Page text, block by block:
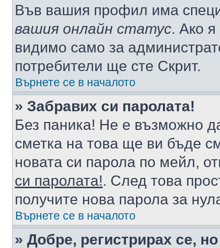
Във вашия профил има
вашия онлайн статус. Ако
видимо само за
потребители ще сте Скрит.
Върнете се в началото
» Забравих си паролата!
Без паника! Не е възможно
сметка на това ще ви бъде
новата си парола по мейл,
си паролата!. След това
получите нова парола за
Върнете се в началото
» Добре, регистрирах се,